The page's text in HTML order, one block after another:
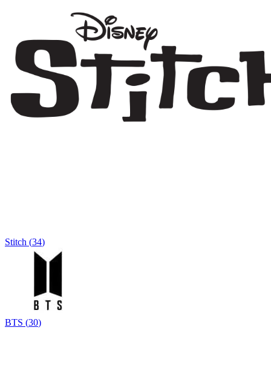
Stitch (34)
BTS (30)